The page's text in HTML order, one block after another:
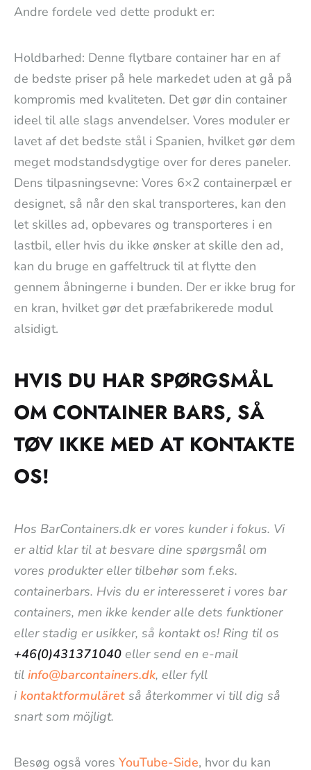
Andre fordele ved dette produkt er:
Holdbarhed: Denne flytbare container har en af
de bedste priser på hele markedet uden at gå på
kompromis med kvaliteten. Det gør din container
ideel til alle slags anvendelser. Vores moduler er
lavet af det bedste stål i Spanien, hvilket gør dem
meget modstandsdygtige over for deres paneler.
Dens tilpasningsevne: Vores 6×2 containerpæl er
designet, så når den skal transporteres, kan den
let skilles ad, opbevares og transporteres i en
lastbil, eller hvis du ikke ønsker at skille den ad,
kan du bruge en gaffeltruck til at flytte den
gennem åbningerne i bunden. Der er ikke brug for
en kran, hvilket gør det præfabrikerede modul
alsidigt.
HVIS DU HAR SPØRGSMÅL
OM CONTAINER BARS, SÅ
TØV IKKE MED AT KONTAKTE
OS!
Hos BarContainers.dk er vores kunder i fokus. Vi
er altid klar til at besvare dine spørgsmål om
vores produkter eller tilbehør som f.eks.
containerbars. Hvis du er interesseret i vores bar
containers, men ikke kender alle dets funktioner
eller stadig er usikker, så kontakt os! Ring til os
+46(0)431371040 eller send en e-mail
til info@barcontainers.dk, eller fyll
i kontaktformuläret så återkommer vi till dig så
snart som möjligt.
Besøg også vores YouTube-Side, hvor du kan